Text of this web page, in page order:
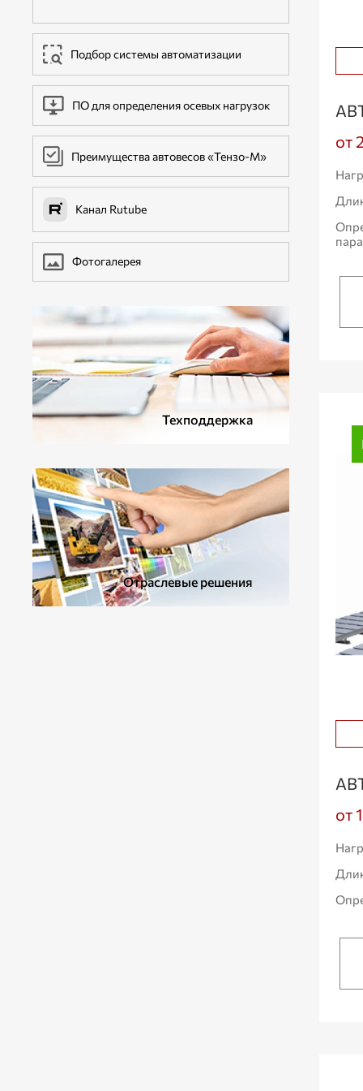
Подбор системы автоматизации
ПО для определения осевых нагрузок
Преимущества автовесов «Тензо-М»
Канал Rutube
Фотогалерея
Техподдержка
Отраслевые решения
от
от